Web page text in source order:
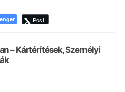
Post
– Kártérítések, Személyi